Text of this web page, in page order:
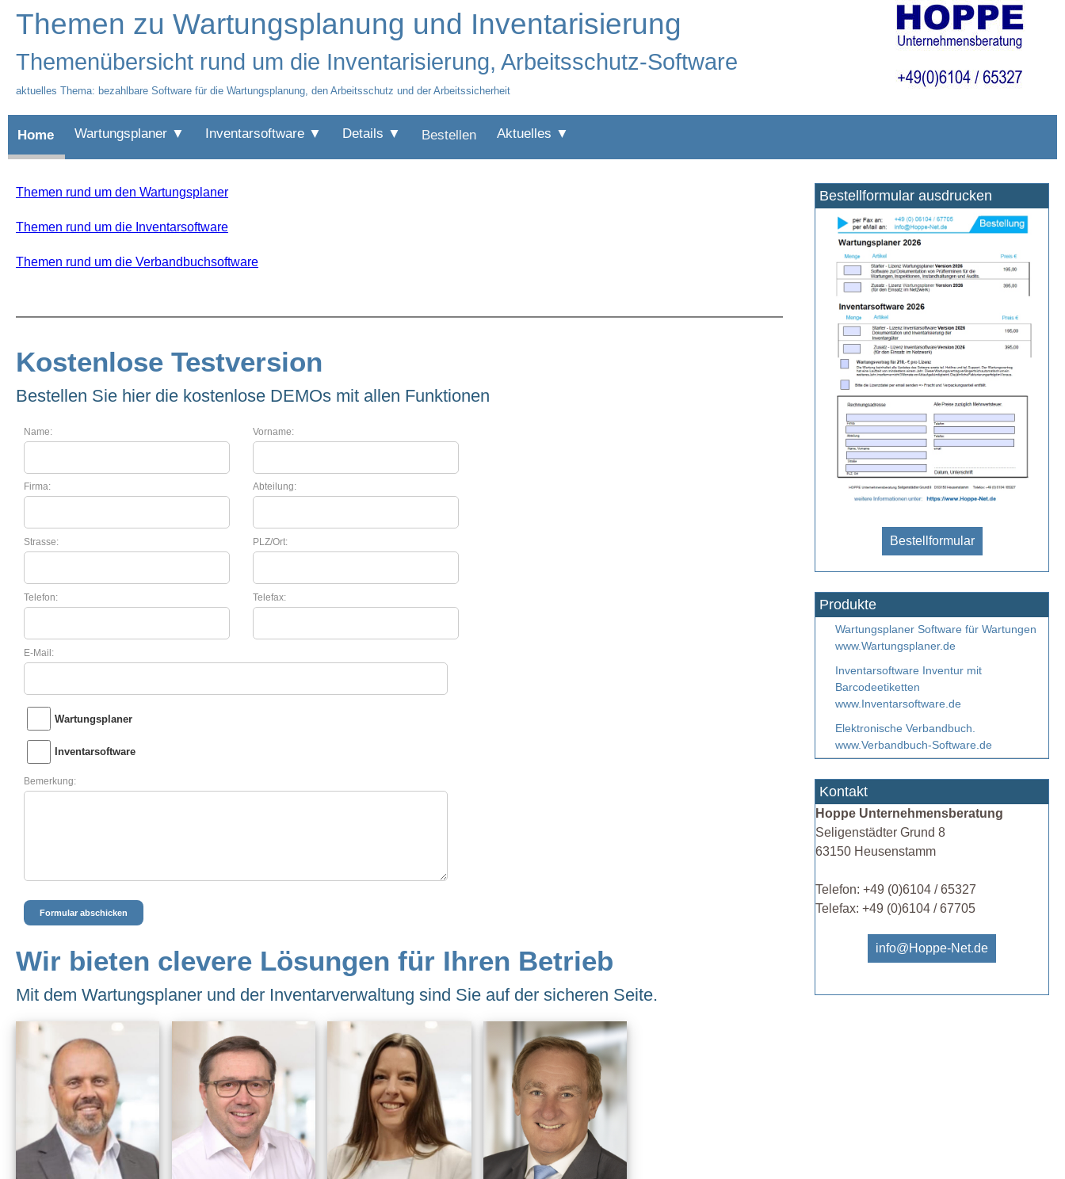
Themen zu Wartungsplanung und Inventarisierung
Themenübersicht rund um die Inventarisierung, Arbeitsschutz-Software
aktuelles Thema: bezahlbare Software für die Wartungsplanung, den Arbeitsschutz und der Arbeitssicherheit
Home Wartungsplaner ▼ Inventarsoftware ▼ Details ▼ Bestellen Aktuelles ▼
Themen rund um den Wartungsplaner
Themen rund um die Inventarsoftware
Themen rund um die Verbandbuchsoftware
Kostenlose Testversion
Bestellen Sie hier die kostenlose DEMOs mit allen Funktionen
Wir bieten clevere Lösungen für Ihren Betrieb
Mit dem Wartungsplaner und der Inventarverwaltung sind Sie auf der sicheren Seite.
Bestellformular ausdrucken
Bestellformular
Produkte
Wartungsplaner Software für Wartungen
www.Wartungsplaner.de
Inventarsoftware Inventur mit
Barcodeetiketten
www.Inventarsoftware.de
Elektronische Verbandbuch.
www.Verbandbuch-Software.de
Kontakt
Hoppe Unternehmensberatung
Seligenstädter Grund 8
63150 Heusenstamm
Telefon: +49 (0)6104 / 65327
Telefax: +49 (0)6104 / 67705
info@Hoppe-Net.de